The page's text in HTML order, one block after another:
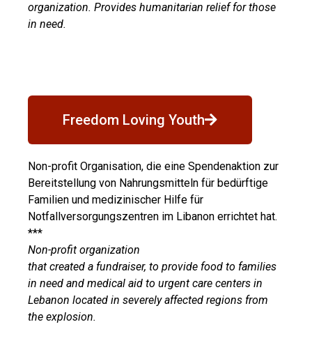
organization. Provides humanitarian relief for those
in need.
Freedom Loving Youth
Non-profit Organisation, die eine Spendenaktion zur
Bereitstellung von Nahrungsmitteln für bedürftige
Familien und medizinischer Hilfe für
Notfallversorgungszentren im Libanon errichtet hat.
***
Non-profit organization
that created a fundraiser, to provide food to families
in need and medical aid to urgent care centers in
Lebanon located in severely affected regions from
the explosion.